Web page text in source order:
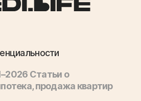
Статьи о
продажа квартир